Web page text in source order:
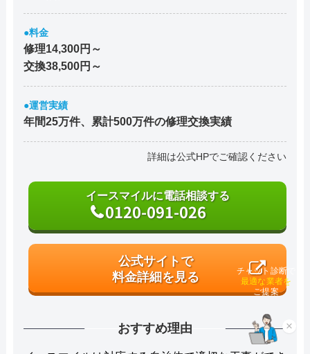
●料金
修理14,300円～
交換38,500円～
●運営実績
年間25万件、累計500万件の修理交換実績
詳細は公式HPでご確認ください
イースマイルに電話相談する
0120-091-026
公式サイトで
料金詳細を見る
おすすめ理由 ×
チャット診断で
最適な業者を
ご提案